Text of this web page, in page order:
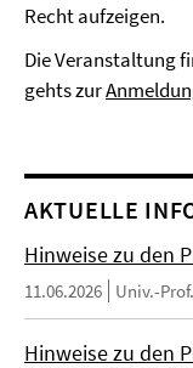
Recht aufzeigen.
Die Veranstaltung
gehts zur
AKTUELLE
Hinweise zu den
11.06.2026 Univ.-
Hinweise zu den